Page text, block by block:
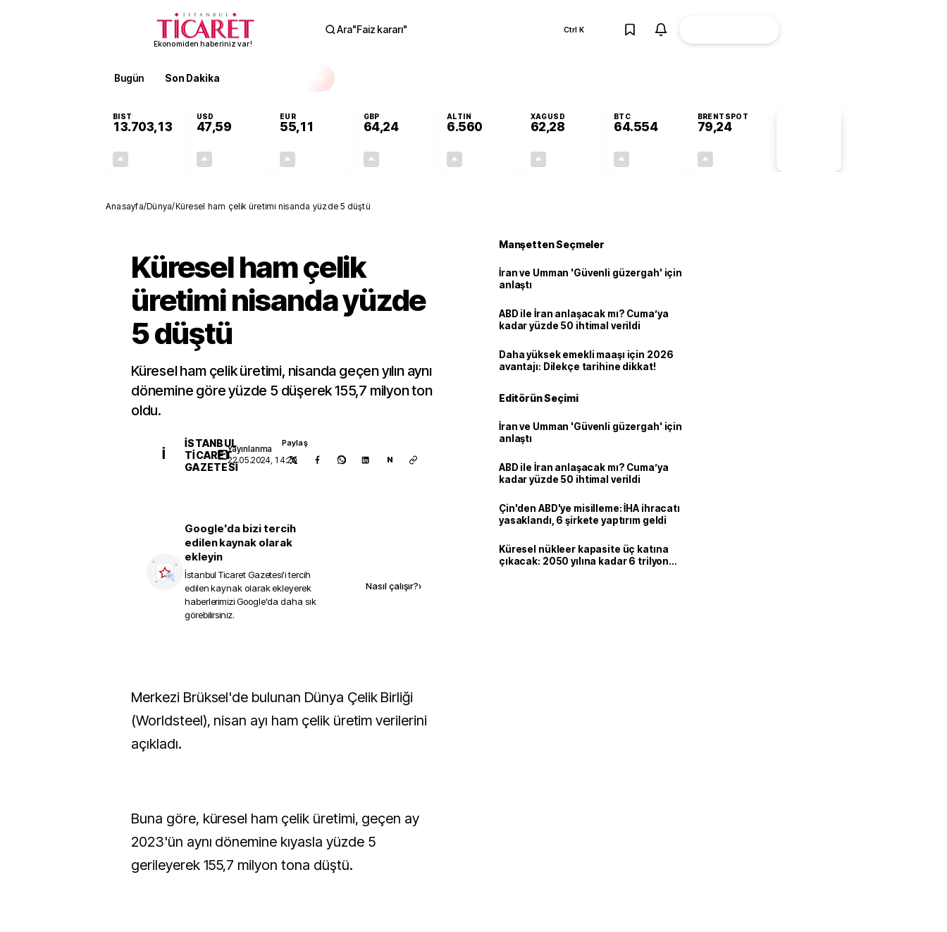
Ekonomiden haberiniz var!
Ara"Faiz kararı" Ctrl K
Bugün Son Dakika
BIST
13.703,13
USD
47,59
EUR
55,11
GBP
64,24
ALTIN
6.560
XAGUSD
62,28
BTC
64.554
BRENTSPOT
79,24
Anasayfa/Dünya/Küresel ham çelik üretimi nisanda yüzde 5 düştü
Küresel ham çelik
üretimi nisanda yüzde
5 düştü
Küresel ham çelik üretimi, nisanda geçen yılın aynı
dönemine göre yüzde 5 düşerek 155,7 milyon ton
oldu.
İ
İSTANBUL
TICARET
GAZETESI
Yayınlanma
22.05.2024, 14:20
Paylaş
N
Google'da bizi tercih
edilen kaynak olarak
ekleyin
İstanbul Ticaret Gazetesi'i tercih
edilen kaynak olarak ekleyerek
haberlerimizi Google'da daha sık
görebilirsiniz.
Nasıl çalışır?›
Merkezi Brüksel'de bulunan Dünya Çelik Birliği
(Worldsteel), nisan ayı ham çelik üretim verilerini
açıkladı.
Buna göre, küresel ham çelik üretimi, geçen ay
2023'ün aynı dönemine kıyasla yüzde 5
gerileyerek 155,7 milyon tona düştü.
Manşetten Seçmeler
İran ve Umman 'Güvenli güzergah' için
anlaştı
ABD ile İran anlaşacak mı? Cuma’ya
kadar yüzde 50 ihtimal verildi
Daha yüksek emekli maaşı için 2026
avantajı: Dilekçe tarihine dikkat!
Editörün Seçimi
İran ve Umman 'Güvenli güzergah' için
anlaştı
ABD ile İran anlaşacak mı? Cuma’ya
kadar yüzde 50 ihtimal verildi
Çin'den ABD'ye misilleme: İHA ihracatı
yasaklandı, 6 şirkete yaptırım geldi
Küresel nükleer kapasite üç katına
çıkacak: 2050 yılına kadar 6 trilyon